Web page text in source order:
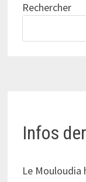
Rechercher
Infos
Le Mouloudia